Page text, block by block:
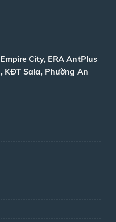
City, ERA AntPlus
KĐT Sala, Phường An